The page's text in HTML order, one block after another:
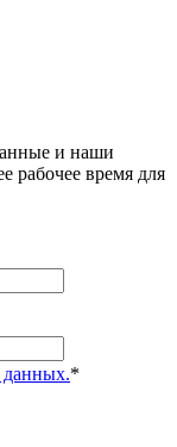
и наши
рабочее время для
данных.*